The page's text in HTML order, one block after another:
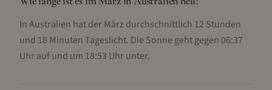
In Australien hat der März durchschnittlich 12 Stunden
und 18 Minuten Tageslicht. Die Sonne geht gegen 06:37
Uhr auf und um 18:53 Uhr unter.